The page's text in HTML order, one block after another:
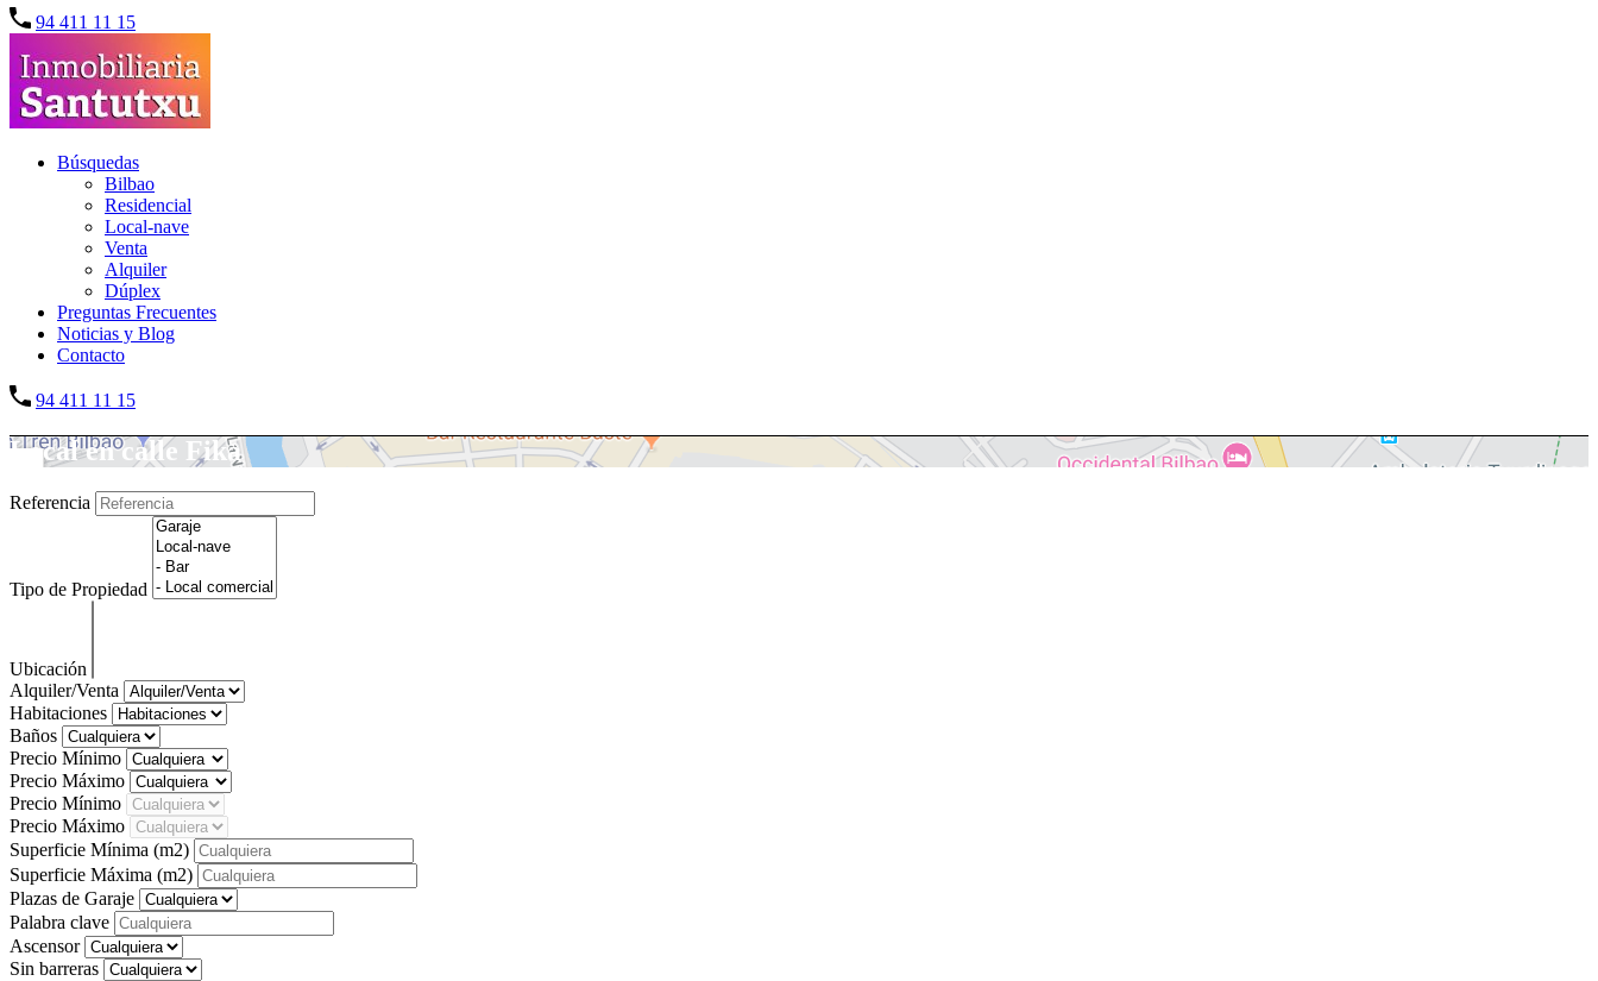
94 411 11 15
Búsquedas
Bilbao
Residencial
Local-nave
Venta
Alquiler
Dúplex
Preguntas Frecuentes
Noticias y Blog
Contacto
94 411 11 15
Local en calle Fika
Referencia
Tipo de Propiedad
Ubicación
Alquiler/Venta
Habitaciones
Baños
Precio Mínimo
Precio Máximo
Precio Mínimo
Precio Máximo
Superficie Mínima (m2)
Superficie Máxima (m2)
Plazas de Garaje
Palabra clave
Ascensor
Sin barreras